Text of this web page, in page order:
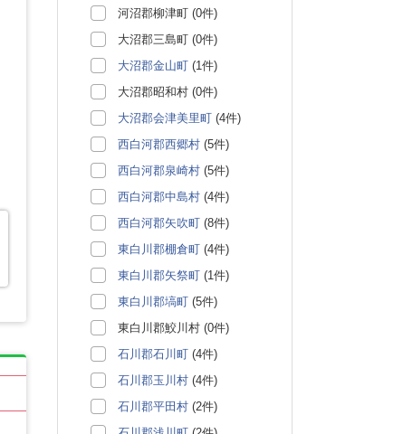
河沼郡柳津町 (0件)
大沼郡三島町 (0件)
大沼郡金山町 (1件)
大沼郡昭和村 (0件)
大沼郡会津美里町 (4件)
西白河郡西郷村 (5件)
西白河郡泉崎村 (5件)
西白河郡中島村 (4件)
西白河郡矢吹町 (8件)
東白川郡棚倉町 (4件)
東白川郡矢祭町 (1件)
東白川郡塙町 (5件)
東白川郡鮫川村 (0件)
石川郡石川町 (4件)
石川郡玉川村 (4件)
石川郡平田村 (2件)